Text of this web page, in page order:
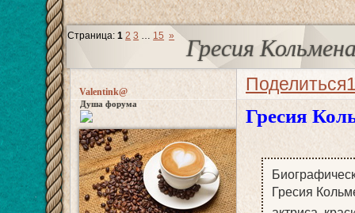
Гресия
Страница:1 2 3 … 15 »
Поделиться
Valentink@
Душа форума
Гресия
Гресия